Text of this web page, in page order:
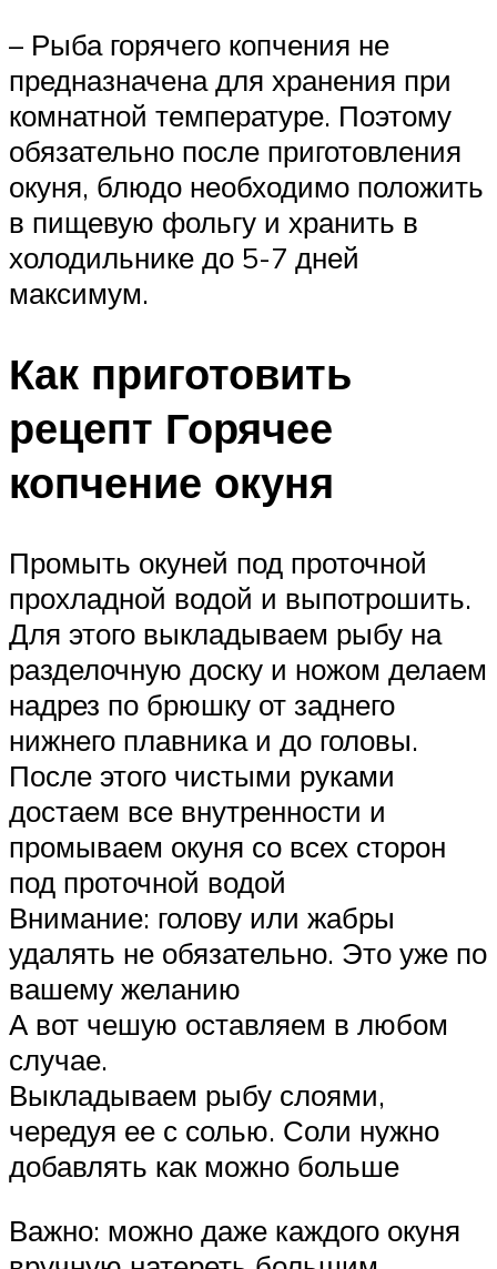
– Рыба горячего копчения не
предназначена для хранения при
комнатной температуре. Поэтому
обязательно после приготовления
окуня, блюдо необходимо положить
в пищевую фольгу и хранить в
холодильнике до 5-7 дней
максимум.
Как приготовить
рецепт Горячее
копчение окуня
Промыть окуней под проточной
прохладной водой и выпотрошить.
Для этого выкладываем рыбу на
разделочную доску и ножом делаем
надрез по брюшку от заднего
нижнего плавника и до головы.
После этого чистыми руками
достаем все внутренности и
промываем окуня со всех сторон
под проточной водой
Внимание: голову или жабры
удалять не обязательно. Это уже по
вашему желанию
А вот чешую оставляем в любом
случае.
Выкладываем рыбу слоями,
чередуя ее с солью. Соли нужно
добавлять как можно больше
Важно: можно даже каждого окуня